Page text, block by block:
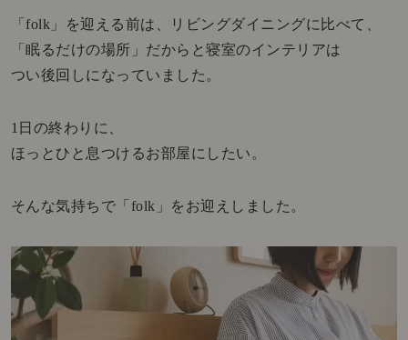
「folk」を迎える前は、リビングダイニングに比べて、
「眠るだけの場所」だからと寝室のインテリアは
つい後回しになっていました。
1日の終わりに、
ほっとひと息つけるお部屋にしたい。
そんな気持ちで「folk」をお迎えしました。